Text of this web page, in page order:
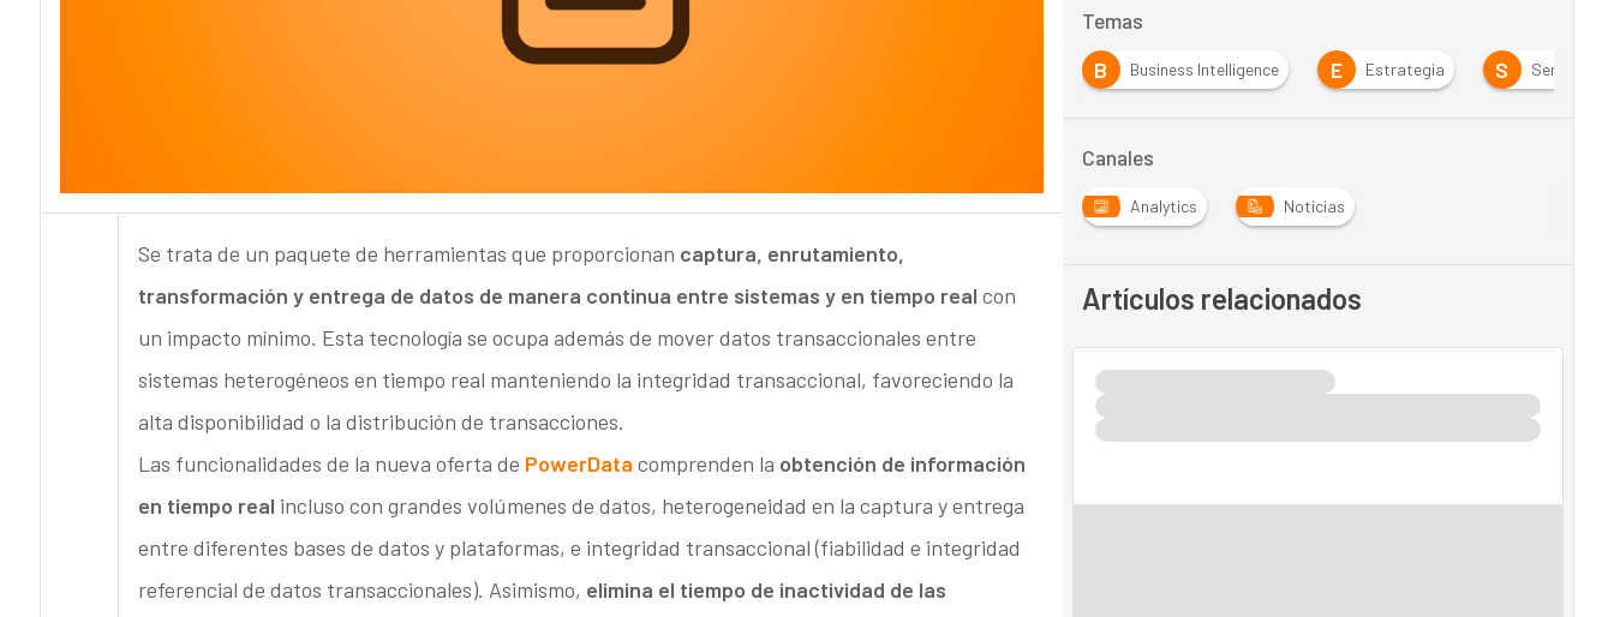
Se trata de un paquete de herramientas que proporcionan captura, enrutamiento,
transformación y entrega de datos de manera continua entre sistemas y en tiempo real con
un impacto mínimo. Esta tecnología se ocupa además de mover datos transaccionales entre
sistemas heterogéneos en tiempo real manteniendo la integridad transaccional, favoreciendo la
alta disponibilidad o la distribución de transacciones.
Las funcionalidades de la nueva oferta de PowerData comprenden la obtención de información
en tiempo real incluso con grandes volúmenes de datos, heterogeneidad en la captura y entrega
entre diferentes bases de datos y plataformas, e integridad transaccional (fiabilidad e integridad
referencial de datos transaccionales). Asimismo, elimina el tiempo de inactividad de las
Temas
B Business Intelligence E Estrategia S Servicios TI
Canales
Analytics Noticias
Artículos relacionados